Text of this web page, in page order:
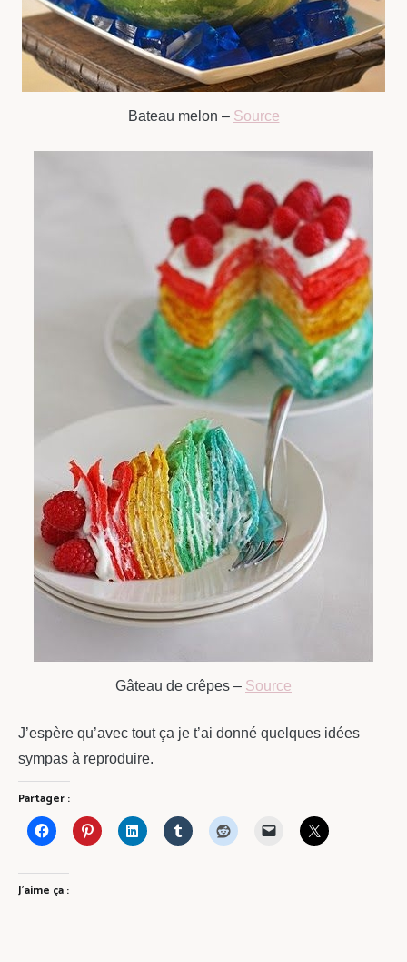
Bateau melon – Source
Gâteau de crêpes – Source
J’espère qu’avec tout ça je t’ai donné quelques idées
sympas à reproduire.
Partager :
J’aime ça :